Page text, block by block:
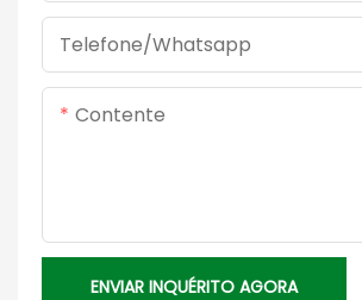
Telefone/whatsapp
Contente
ENVIAR INQUÉRITO AGORA